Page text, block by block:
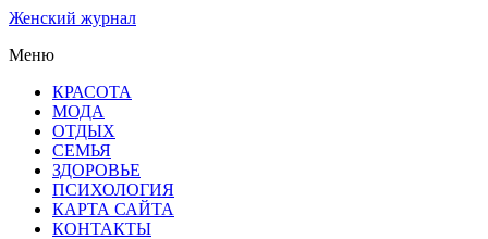
Женский журнал
Меню
КРАСОТА
МОДА
ОТДЫХ
СЕМЬЯ
ЗДОРОВЬЕ
ПСИХОЛОГИЯ
КАРТА САЙТА
КОНТАКТЫ